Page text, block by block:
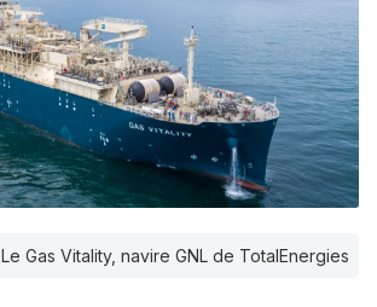
Le Gas Vitality, navire GNL de TotalEnergies